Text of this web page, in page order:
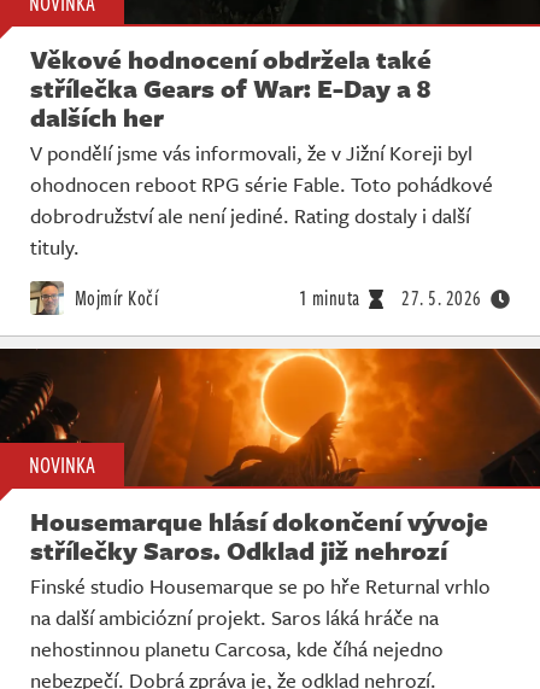
Věkové hodnocení obdržela také
střílečka Gears of War: E-Day a 8
dalších her
V pondělí jsme vás informovali, že v Jižní Koreji byl
ohodnocen reboot RPG série Fable. Toto pohádkové
dobrodružství ale není jediné. Rating dostaly i další
tituly.
Mojmír Kočí 1 minuta 27. 5. 2026
NOVINKA
Housemarque hlásí dokončení vývoje
střílečky Saros. Odklad již nehrozí
Finské studio Housemarque se po hře Returnal vrhlo
na další ambiciózní projekt. Saros láká hráče na
nehostinnou planetu Carcosa, kde číhá nejedno
nebezpečí. Dobrá zpráva je, že odklad nehrozí.